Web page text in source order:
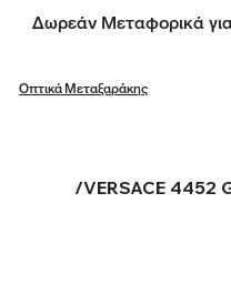
Δωρεάν Μεταφορικά
Οπτικά Μεταξαράκης
/VERSACE 4452